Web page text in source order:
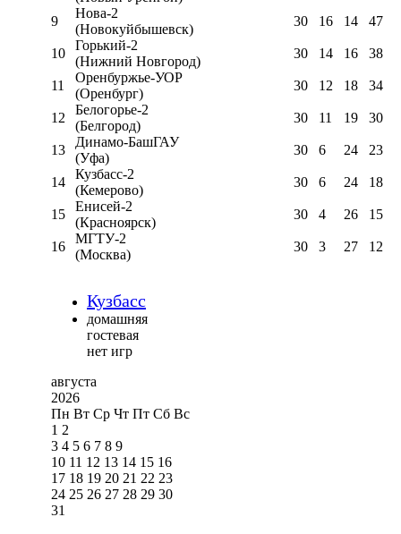
9
Нова-2
(Новокуйбышевск)
30 16 14 47
10
Горький-2
(Нижний Новгород)
30 14 16 38
11
Оренбуржье-УОР
(Оренбург)
30 12 18 34
12
Белогорье-2
(Белгород)
30 11 19 30
13
Динамо-БашГАУ
(Уфа)
30 6 24 23
14
Кузбасс-2
(Кемерово)
30 6 24 18
15
Енисей-2
(Красноярск)
30 4 26 15
16
МГТУ-2
(Москва)
30 3 27 12
Кузбасс
домашняя
гостевая
нет игр
августа
2026
Пн Вт Ср Чт Пт Сб Вс
1 2
3 4 5 6 7 8 9
10 11 12 13 14 15 16
17 18 19 20 21 22 23
24 25 26 27 28 29 30
31